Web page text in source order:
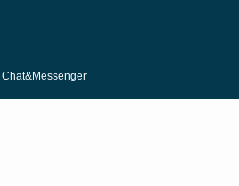
Chat&Messenger